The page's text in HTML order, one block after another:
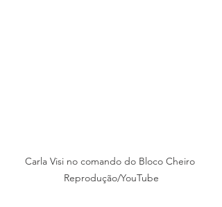
Carla Visi no comando do Bloco Cheiro
Reprodução/YouTube